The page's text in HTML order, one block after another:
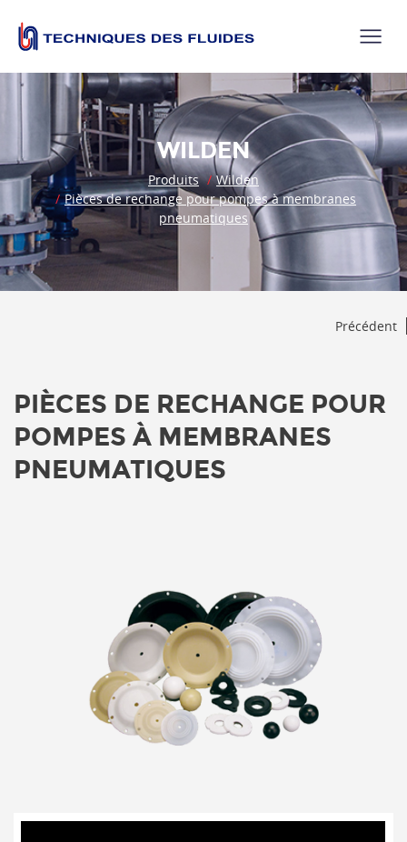
WILDEN
Produits
Wilden
Pièces de rechange pour pompes à membranes
pneumatiques
Précédent
PIÈCES DE RECHANGE POUR
POMPES À MEMBRANES
PNEUMATIQUES